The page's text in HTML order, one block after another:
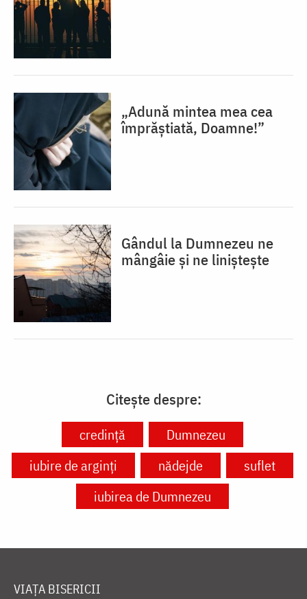
„Adună mintea mea cea
împrăștiată, Doamne!”
Gândul la Dumnezeu ne
mângâie și ne liniștește
Citește despre:
credință
Dumnezeu
iubire de arginți
nădejde
suflet
iubirea de Dumnezeu
VIAȚA BISERICII